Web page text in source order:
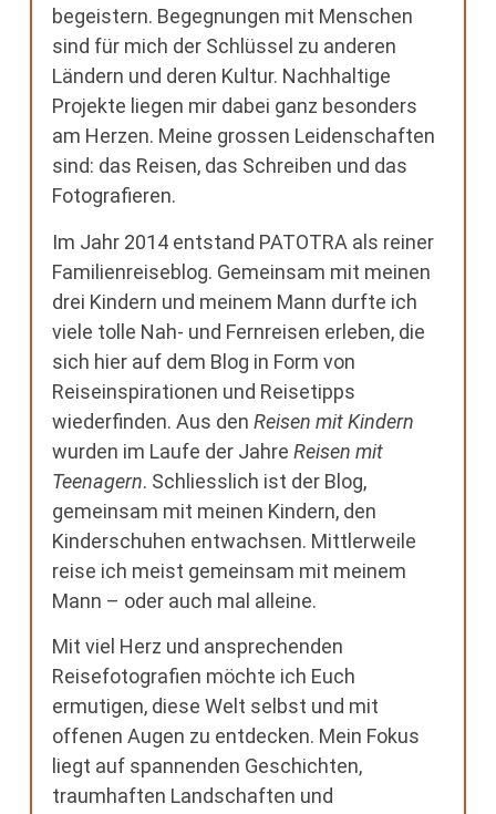
begeistern. Begegnungen mit Menschen
sind für mich der Schlüssel zu anderen
Ländern und deren Kultur. Nachhaltige
Projekte liegen mir dabei ganz besonders
am Herzen. Meine grossen Leidenschaften
sind: das Reisen, das Schreiben und das
Fotografieren.
Im Jahr 2014 entstand PATOTRA als reiner
Familienreiseblog. Gemeinsam mit meinen
drei Kindern und meinem Mann durfte ich
viele tolle Nah- und Fernreisen erleben, die
sich hier auf dem Blog in Form von
Reiseinspirationen und Reisetipps
wiederfinden. Aus den Reisen mit Kindern
wurden im Laufe der Jahre Reisen mit
Teenagern. Schliesslich ist der Blog,
gemeinsam mit meinen Kindern, den
Kinderschuhen entwachsen. Mittlerweile
reise ich meist gemeinsam mit meinem
Mann – oder auch mal alleine.
Mit viel Herz und ansprechenden
Reisefotografien möchte ich Euch
ermutigen, diese Welt selbst und mit
offenen Augen zu entdecken. Mein Fokus
liegt auf spannenden Geschichten,
traumhaften Landschaften und